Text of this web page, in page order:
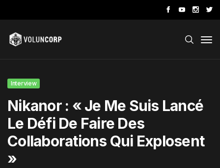
Interview
Nikanor : « Je Me Suis Lancé
Le Défi De Faire Des
Collaborations Qui Explosent
»